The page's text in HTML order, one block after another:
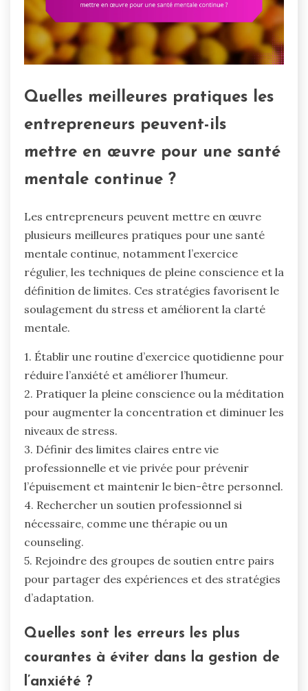
Quelles meilleures pratiques les
entrepreneurs peuvent-ils
mettre en œuvre pour une santé
mentale continue ?
Les entrepreneurs peuvent mettre en œuvre
plusieurs meilleures pratiques pour une santé
mentale continue, notamment l’exercice
régulier, les techniques de pleine conscience et la
définition de limites. Ces stratégies favorisent le
soulagement du stress et améliorent la clarté
mentale.
1. Établir une routine d’exercice quotidienne pour
réduire l’anxiété et améliorer l’humeur.
2. Pratiquer la pleine conscience ou la méditation
pour augmenter la concentration et diminuer les
niveaux de stress.
3. Définir des limites claires entre vie
professionnelle et vie privée pour prévenir
l’épuisement et maintenir le bien-être personnel.
4. Rechercher un soutien professionnel si
nécessaire, comme une thérapie ou un
counseling.
5. Rejoindre des groupes de soutien entre pairs
pour partager des expériences et des stratégies
d’adaptation.
Quelles sont les erreurs les plus
courantes à éviter dans la gestion de
l’anxiété ?